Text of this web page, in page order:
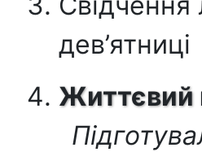
дев’ятниці
Життєвий